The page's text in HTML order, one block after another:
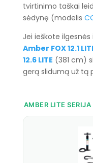
tvirtinimo taškai
sėdynę (modelis
Jei ieškote
Amber FOX 12.1
12.6 LITE (381 cm)
gerą slidumą už tą
AMBER LITE